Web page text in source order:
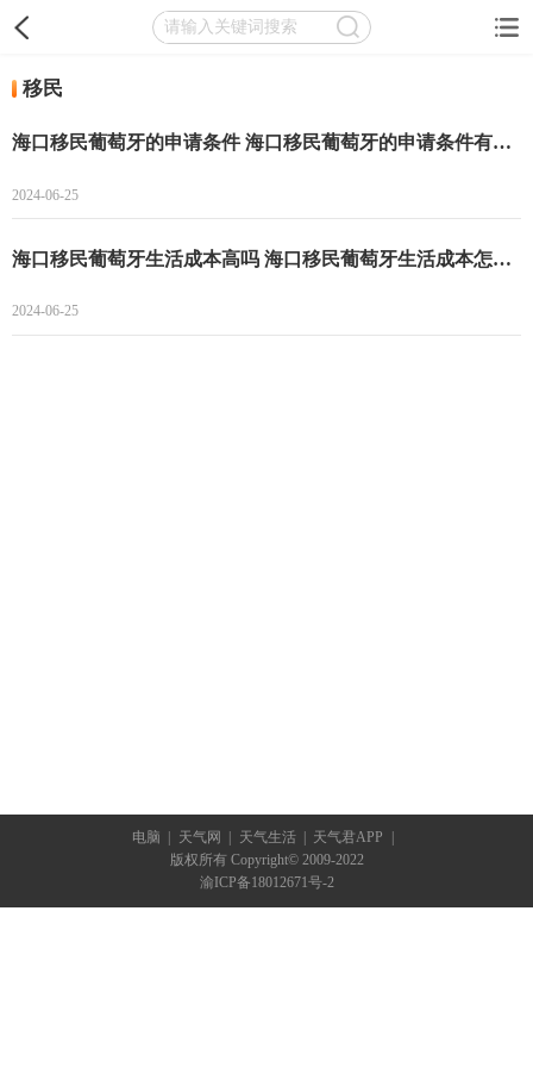
移民
海口移民葡萄牙的申请条件 海口移民葡萄牙的申请条件有哪些
2024-06-25
海口移民葡萄牙生活成本高吗 海口移民葡萄牙生活成本怎么样
2024-06-25
电脑 天气网 天气生活 天气君APP
版权所有 Copyright© 2009-2022
渝ICP备18012671号-2